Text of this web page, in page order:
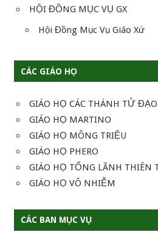
HỘI ĐỒNG MỤC VỤ GX
Hội Đồng Mục Vụ Giáo Xứ
CÁC GIÁO HỌ
GIÁO HỌ CÁC THÁNH TỬ ĐẠO
GIÁO HỌ MARTINO
GIÁO HỌ MÔNG TRIỆU
GIÁO HỌ PHERO
GIÁO HỌ TỔNG LÃNH THIÊN
GIÁO HỌ VÔ NHIỄM
CÁC BAN MỤC VỤ